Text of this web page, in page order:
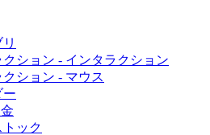
クション - インタラクション
ション - マウス
ー
トック